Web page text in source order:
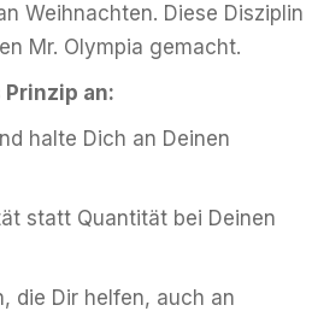
Weihnachten. Diese Disziplin
Mr. Olympia gemacht.
an:
halte Dich an Deinen
statt Quantität bei Deinen
die Dir helfen, auch an